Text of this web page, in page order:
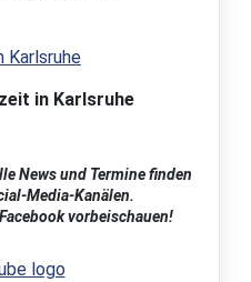
in Karlsruhe
News und Termine finden
Media-Kanälen.
vorbeischauen!